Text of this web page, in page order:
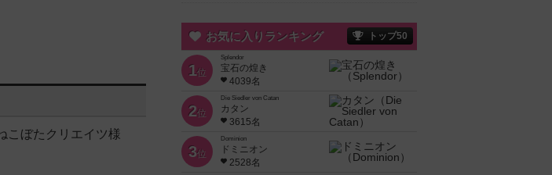
こぼたクリエイツ様
お気に入りランキング トップ50
1位
Splendor
宝石の煌き
4039名
2位
Die Siedler von Catan
カタン
3615名
3位
Dominion
ドミニオン
2528名